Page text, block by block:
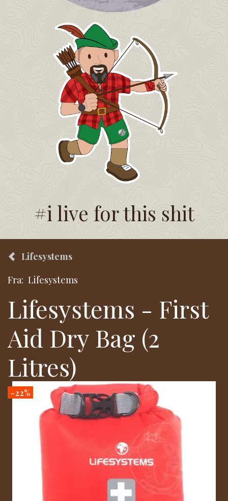
#i live for this shit
Lifesystems
Fra: Lifesystems
Lifesystems - First
Aid Dry Bag (2
Litres)
-22%